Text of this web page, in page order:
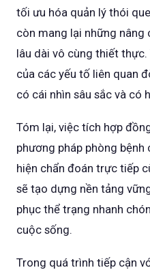
tối ưu hóa quản lý thói
còn mang lại những
lâu dài vô cùng thiết
của các yếu tố liên quan
có cái nhìn sâu sắc và có
Tóm lại, việc tích hợp
phương pháp phòng
hiện chẩn đoán trực tiếp
sẽ tạo dựng nền tảng
phục thể trạng nhanh
cuộc sống.
Trong quá trình tiếp cận